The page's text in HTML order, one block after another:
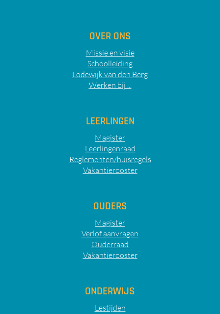
OVER ONS
Missie en visie
Schoolleiding
Lodewijk van den Berg
Werken bij ...
LEERLINGEN
Magister
Leerlingenraad
Reglementen/huisregels
Vakantierooster
OUDERS
Magister
Verlof aanvragen
Ouderraad
Vakantierooster
ONDERWIJS
Lestijden